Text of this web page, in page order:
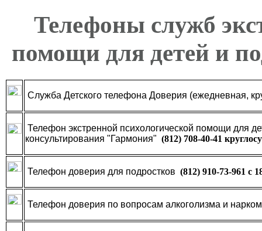
Телефоны служб
помощи для детей и
Служба Детского телефона Доверия (ежедневная,
Телефон экстренной психологической помощи для
консультирования "Гармония" (812) 708-40-41
Телефон доверия для подростков (812) 910-73-961 с
Телефон доверия по вопросам алкоголизма и